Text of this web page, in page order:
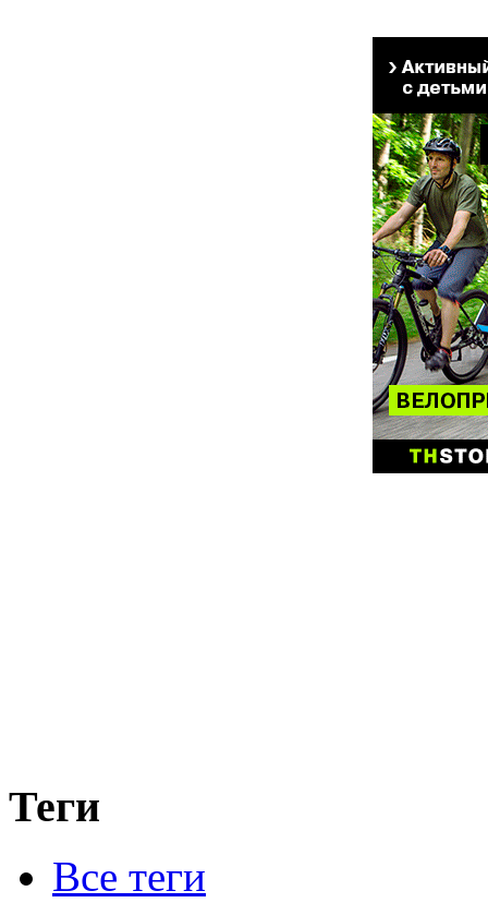
Теги
Все теги